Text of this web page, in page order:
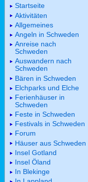
Startseite
Aktivitäten
Allgemeines
Angeln in Schweden
Anreise nach
Schweden
Auswandern nach
Schweden
Bären in Schweden
Elchparks und Elche
Ferienhäuser in
Schweden
Feste in Schweden
Festivals in Schweden
Forum
Häuser aus Schweden
Insel Gotland
Insel Öland
In Blekinge